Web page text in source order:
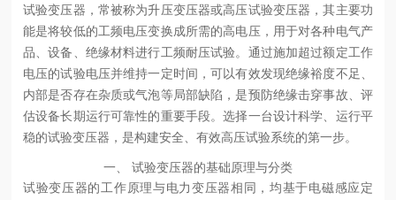
试验变压器，常被称为升压变压器或高压试验变压器，其主要功
能是将较低的工频电压变换成所需的高电压，用于对各种电气产
品、设备、绝缘材料进行工频耐压试验。通过施加超过额定工作
电压的试验电压并维持一定时间，可以有效发现绝缘裕度不足、
内部是否存在杂质或气泡等局部缺陷，是预防绝缘击穿事故、评
估设备长期运行可靠性的重要手段。选择一台设计科学、运行平
稳的试验变压器，是构建安全、有效高压试验系统的第一步。
一、 试验变压器的基础原理与分类
试验变压器的工作原理与电力变压器相同，均基于电磁感应定